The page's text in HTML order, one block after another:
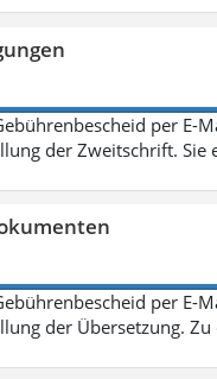
per E-
der Zweitschrift. Sie
per E-
der Übersetzung.